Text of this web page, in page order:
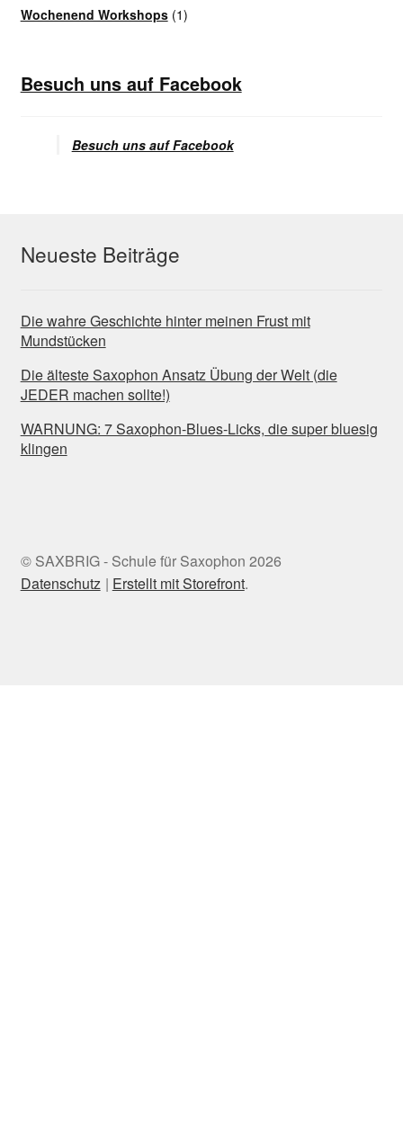
Wochenend Workshops(1)
Besuch uns auf Facebook
Besuch uns auf Facebook
Neueste Beiträge
Die wahre Geschichte hinter meinen Frust mit
Mundstücken
Die älteste Saxophon Ansatz Übung der Welt (die
JEDER machen sollte!)
WARNUNG: 7 Saxophon-Blues-Licks, die super bluesig
klingen
© SAXBRIG - Schule für Saxophon 2026
Datenschutz
Erstellt mit Storefront.